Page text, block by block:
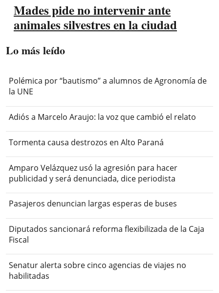
Mades pide no intervenir ante
animales silvestres en la ciudad
Lo más leído
Polémica por “bautismo” a alumnos de Agronomía de
la UNE
Adiós a Marcelo Araujo: la voz que cambió el relato
Tormenta causa destrozos en Alto Paraná
Amparo Velázquez usó la agresión para hacer
publicidad y será denunciada, dice periodista
Pasajeros denuncian largas esperas de buses
Diputados sancionará reforma flexibilizada de la Caja
Fiscal
Senatur alerta sobre cinco agencias de viajes no
habilitadas